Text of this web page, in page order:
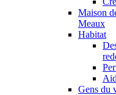
Maison
Meaux
Habitat
Gens du